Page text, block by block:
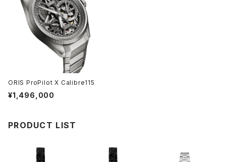
ORIS ProPilot X Calibre115
¥1,496,000
PRODUCT LIST